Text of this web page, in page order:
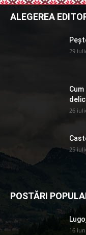
ALEGEREA
29
26
25
POSTĂRI
16